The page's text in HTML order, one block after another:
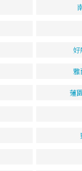
好
雅
蓮